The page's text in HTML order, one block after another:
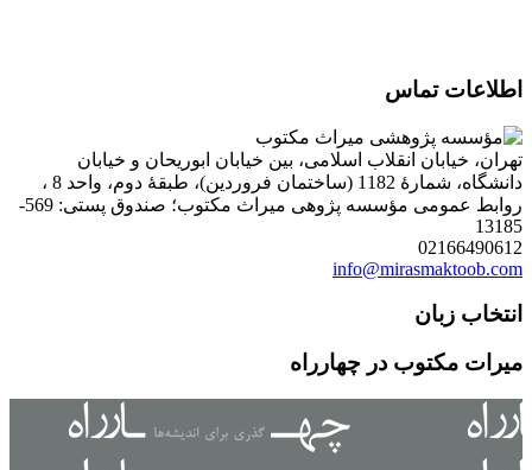
اطلاعات تماس
تهران، خیابان انقلاب اسلامی، بین خیابان ابوریحان و خیابان
دانشگاه، شمارۀ 1182 (ساختمان فروردین)، طبقۀ دوم، واحد 8 ،
روابط عمومی مؤسسه پژوهی میراث مکتوب؛ صندوق پستی: 569-
13185
02166490612
info@mirasmaktoob.com
انتخاب زبان
میرات مکتوب در چهارراه